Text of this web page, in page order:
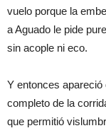
vuelo porque la
a Aguado le pide
sin acople ni eco.
Y entonces
completo de la
que permitió